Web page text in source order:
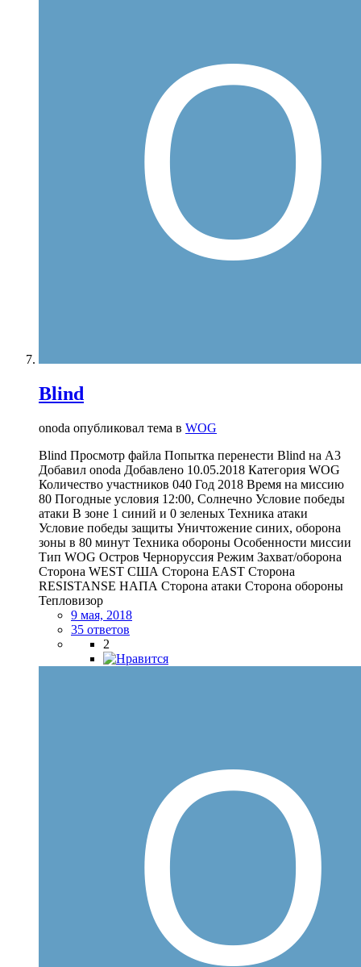
Blind
onoda опубликовал тема в WOG
Blind Просмотр файла Попытка перенести Blind на A3
Добавил onoda Добавлено 10.05.2018 Категория WOG
Количество участников 040 Год 2018 Время на миссию
80 Погодные условия 12:00, Солнечно Условие победы
атаки В зоне 1 синий и 0 зеленых Техника атаки
Условие победы защиты Уничтожение синих, оборона
зоны в 80 минут Техника обороны Особенности миссии
Тип WOG Остров Черноруссия Режим Захват/оборона
Сторона WEST США Сторона EAST Сторона
RESISTANSE НАПА Сторона атаки Сторона обороны
Тепловизор
9 мая, 2018
35 ответов
2